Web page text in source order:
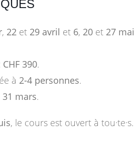
, 22 et 29 avril et 6, 20 et 27 mai
CHF 390.
à 2-4 personnes.
31 mars.
, le cours est ouvert à tou·te·s.